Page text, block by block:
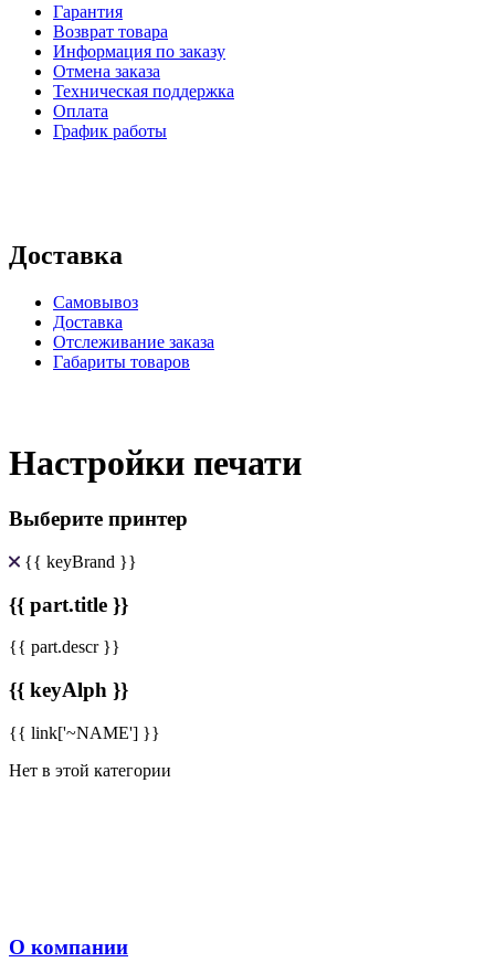
Гарантия
Возврат товара
Информация по заказу
Отмена заказа
Техническая поддержка
Оплата
График работы
Доставка
Самовывоз
Доставка
Отслеживание заказа
Габариты товаров
Настройки печати
Выберите принтер
{{ keyBrand }}
{{ part.title }}
{{ part.descr }}
{{ keyAlph }}
{{ link['~NAME'] }}
Нет в этой категории
О компании